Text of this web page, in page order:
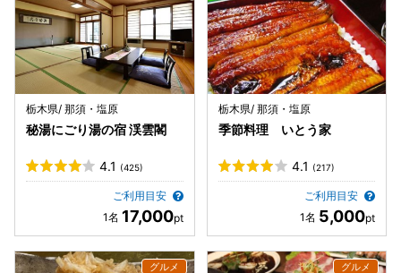
栃木県/ 那須・塩原
秘湯にごり湯の宿 渓雲閣
4.1 (425)
ご利用目安
17,000
栃木県/ 那須・塩原
季節料理 いとう家
4.1 (217)
ご利用目安
5,000